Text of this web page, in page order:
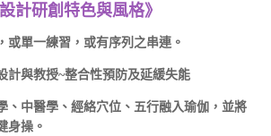
計研創特色與風格》
或單一練習，或有序列之串連。
計與教授~整合性預防及延緩失能
、中醫學、經絡穴位、五行融入瑜伽，並將
身操。